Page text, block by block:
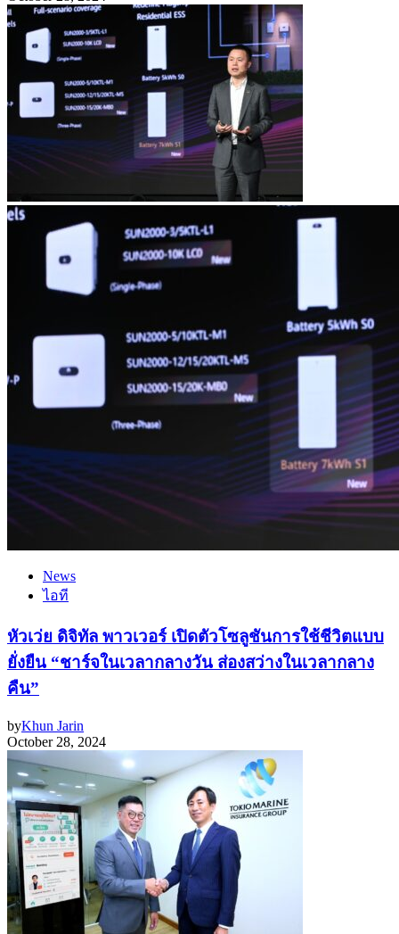
News
ไอที
หัวเว่ย ดิจิทัล พาวเวอร์ เปิดตัวโซลูชันการใช้ชีวิตแบบ
ยั่งยืน “ชาร์จในเวลากลางวัน ส่องสว่างในเวลากลาง
คืน”
byKhun Jarin
October 28, 2024